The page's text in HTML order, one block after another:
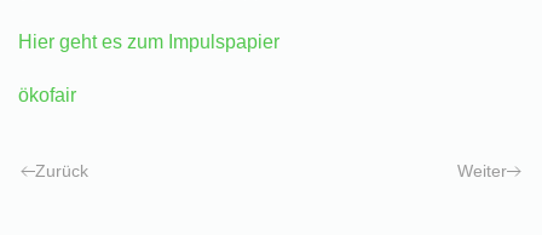
Hier geht es zum Impulspapier
ökofair
Zurück Weiter